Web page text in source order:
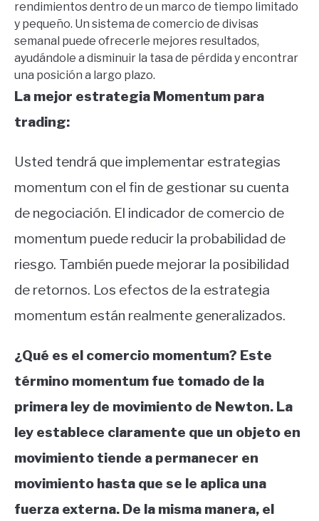
rendimientos dentro de un marco de tiempo limitado
y pequeño. Un sistema de comercio de divisas
semanal puede ofrecerle mejores resultados,
ayudándole a disminuir la tasa de pérdida y encontrar
una posición a largo plazo.
La mejor estrategia Momentum para
trading:
Usted tendrá que implementar estrategias
momentum con el fin de gestionar su cuenta
de negociación. El indicador de comercio de
momentum puede reducir la probabilidad de
riesgo. También puede mejorar la posibilidad
de retornos. Los efectos de la estrategia
momentum están realmente generalizados.
¿Qué es el comercio momentum? Este
término momentum fue tomado de la
primera ley de movimiento de Newton. La
ley establece claramente que un objeto en
movimiento tiende a permanecer en
movimiento hasta que se le aplica una
fuerza externa. De la misma manera, el